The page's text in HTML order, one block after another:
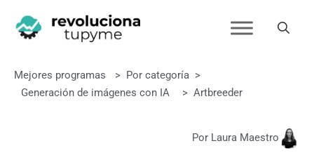
Mejores programas > Por categoría >
Generación de imágenes con IA
> Artbreeder
Por Laura Maestro